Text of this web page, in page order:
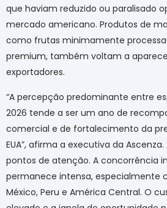
que haviam reduzido ou paralisado
mercado americano. Produtos de
como frutas minimamente
premium, também voltam a
exportadores.
“A percepção predominante entre
2026 tende a ser um ano de
comercial e de fortalecimento da
EUA”, afirma a executiva da
pontos de atenção. A concorrência
permanece intensa, especialmente
México, Peru e América Central. O